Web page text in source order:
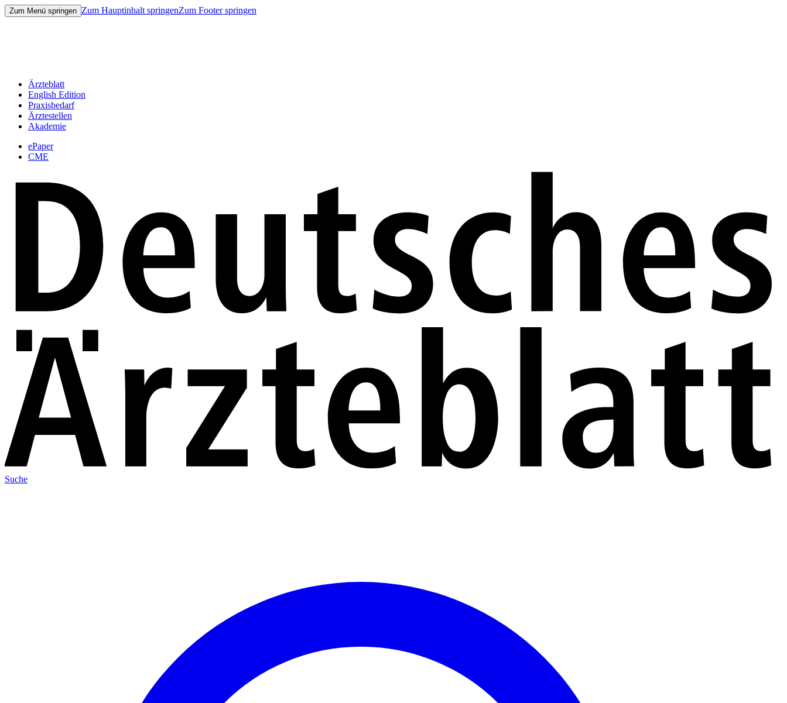
Zum Menü springen Zum Hauptinhalt springenZum Footer springen
Ärzteblatt
English Edition
Praxisbedarf
Ärztestellen
Akademie
ePaper
CME
Suche